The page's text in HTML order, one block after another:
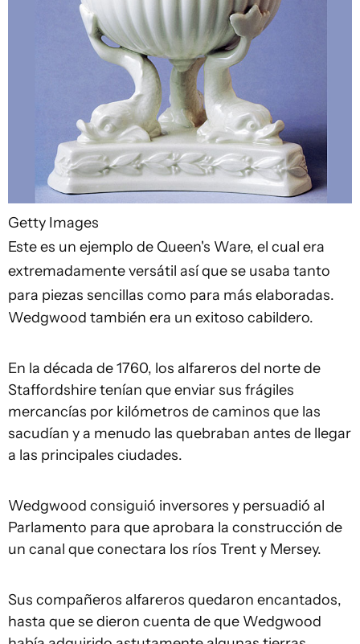
Getty Images
Este es un ejemplo de Queen's Ware, el cual era
extremadamente versátil así que se usaba tanto
para piezas sencillas como para más elaboradas.
Wedgwood también era un exitoso cabildero.
En la década de 1760, los alfareros del norte de
Staffordshire tenían que enviar sus frágiles
mercancías por kilómetros de caminos que las
sacudían y a menudo las quebraban antes de llegar
a las principales ciudades.
Wedgwood consiguió inversores y persuadió al
Parlamento para que aprobara la construcción de
un canal que conectara los ríos Trent y Mersey.
Sus compañeros alfareros quedaron encantados,
hasta que se dieron cuenta de que Wedgwood